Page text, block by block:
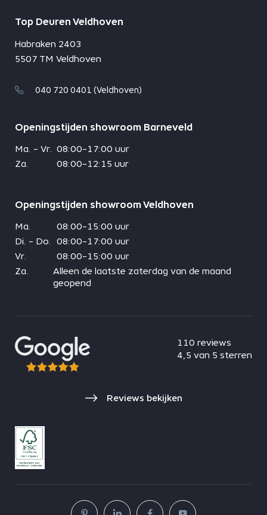
Top Deuren Veldhoven
Habraken 2403
5507 TM Veldhoven
040 720 0401 (Veldhoven)
Openingstijden showroom Barneveld
Ma. - Vr. 08:00-17:00 uur
Za.
08:00-12:15 uur
Openingstijden showroom Veldhoven
Ma.
08:00-15:00 uur
Di. - Do.
08:00-17:00 uur
Vr.
08:00-15:00 uur
Za.
Alleen de laatste zaterdag van de maand
geopend
110 reviews
4,5 van 5 sterren
Reviews bekijken